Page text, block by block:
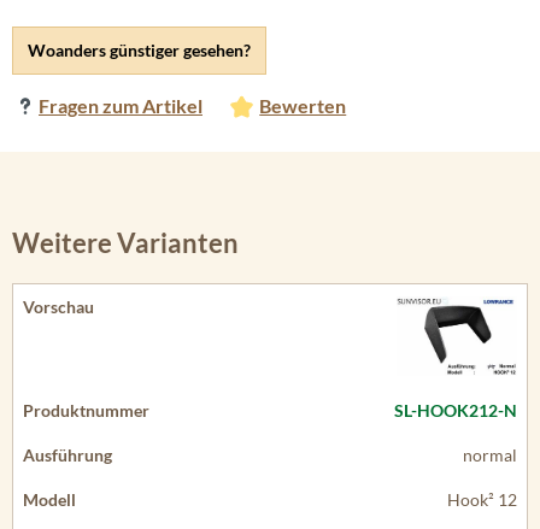
Woanders günstiger gesehen?
Fragen zum Artikel Bewerten
Weitere Varianten
SL-HOOK212-N
normal
Hook² 12